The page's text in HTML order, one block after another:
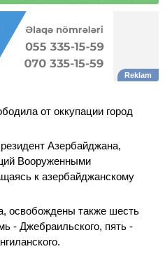
от оккупации город
Азербайджана,
Вооруженными
к азербайджанскому
освобождены также шесть
- Джебраильского, пять -